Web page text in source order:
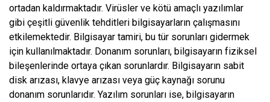
ortadan kaldırmaktadır. Virüsler ve kötü amaçlı yazılımlar
gibi çeşitli güvenlik tehditleri bilgisayarların çalışmasını
etkilemektedir. Bilgisayar tamiri, bu tür sorunları gidermek
için kullanılmaktadır. Donanım sorunları, bilgisayarın fiziksel
bileşenlerinde ortaya çıkan sorunlardır. Bilgisayarın sabit
disk arızası, klavye arızası veya güç kaynağı sorunu
donanım sorunlarıdır. Yazılım sorunları ise, bilgisayarın